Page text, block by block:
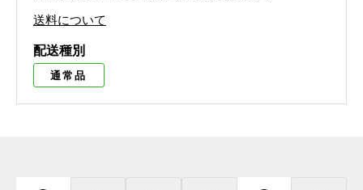
送料について
配送種別
通常品